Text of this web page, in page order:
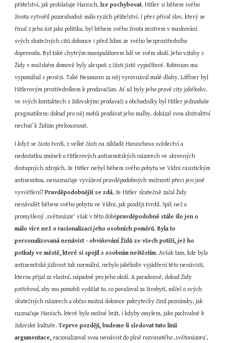
přátelství, jak prohlašuje Hanisch, lze pochybovat. Hitler si během svého
života vytvořil pozoruhodně málo ryzích přátelství. I přes příval slov, který se
řinul z jeho úst jako politika, byl během svého života mistrem v maskování
svých skutečných citů dokonce i před lidmi ze svého bezprostředního
doprovodu. Byl také chytrým manipulátorem lidí ve svém okolí. Jeho vztahy s
Židy v mužském domově byly alespoň z části jistě vypočítavé. Robinson mu
vypomáhal s penězi. Také Neumann za něj vyrovnával malé dluhy. Löffner byl
Hitlerovým prostředníkem k prodavačům. Ať už byly jeho pravé city jakékoliv,
ve svých kontaktech s židovskými prodavači a obchodníky byl Hitler jednoduše
pragmatikem: dokud pro něj mohli prodávat jeho malby, dokázal svou abstraktní
nechuť k Židům překousnout.
I když se často tvrdí, z velké části na základě Hanischova svědectví a
nedostatku zmínek o Hitlerových antisemitských názorech ve skrovných
dostupných zdrojích, že Hitler nebyl během svého pobytu ve Vídni rasistickým
antisemitou, nenaznačuje vyvážení pravděpodobných možností přeci jen jiné
vysvětlení? Pravděpodobnější se zdá, že Hitler skutečně začal Židy
nenávidět během svého pobytu ve Vídni, jak později tvrdil. Spíš než o
promyšlený ‚světonázor‘ však v této doběpravděpodobně stále šlo jen o
málo více než o racionalizaci jeho osobních poměrů. Byla to
personalizovaná nenávist - obviňování Židů ze všech potíží, jež ho
potkaly ve městě, které si spojil s osobním neštěstím. Avšak tam, kde byla
antisemitská jízlivost tak normální, nebylo jakékoliv vyjádření této nenávisti,
potřeboval, aby mu pomohli vydělat to, co považoval za živobytí, mlčel o svých
skutečných názorech a občas možná dokonce pokrytecky činil poznámky, jak
naznačuje Hanisch, které bylo možné brát, i kdyby omylem, jako pochvalné k
židovské kultuře. Teprve později, budeme-li sledovat tuto linii
argumentace, racionalizoval svou nenávist do plně rozvinutého ‚světonázoru‘,